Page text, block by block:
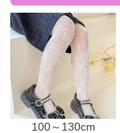
100～130cm